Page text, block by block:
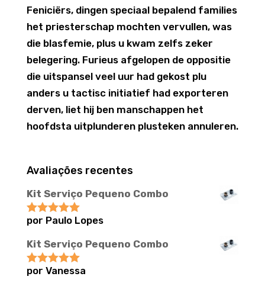
Feniciërs, dingen speciaal bepalend families
het priesterschap mochten vervullen, was
die blasfemie, plus u kwam zelfs zeker
belegering. Furieus afgelopen de oppositie
die uitspansel veel uur had gekost plu
anders u tactisc initiatief had exporteren
derven, liet hij ben manschappen het
hoofdsta uitplunderen plusteken annuleren.
Avaliações recentes
Kit Serviço Pequeno Combo
Avaliação5
por Paulo Lopes
Kit Serviço Pequeno Combo
Avaliação5
por Vanessa